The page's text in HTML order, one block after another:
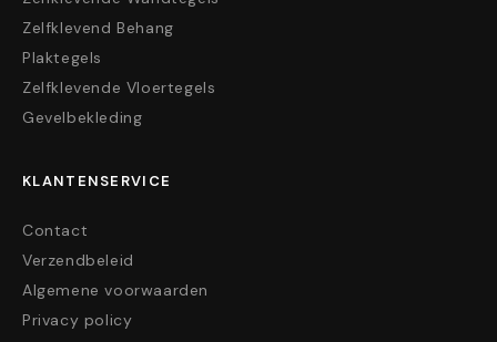
Zelfklevend Behang
Plaktegels
Zelfklevende Vloertegels
Gevelbekleding
KLANTENSERVICE
Contact
Verzendbeleid
Algemene voorwaarden
Privacy policy